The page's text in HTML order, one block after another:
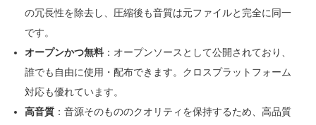
の冗長性を除去し、圧縮後も音質は元ファイルと完全に同一
です。
オープンかつ無料 ：オープンソースとして公開されており、
誰でも自由に使用・配布できます。クロスプラットフォーム
対応も優れています。
高音質 ：音源そのもののクオリティを保持するため、高品質